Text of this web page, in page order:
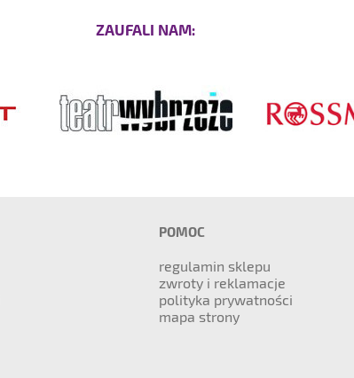
ZAUFALI NAM:
POMOC
regulamin sklepu
zwroty i reklamacje
polityka prywatności
mapa strony